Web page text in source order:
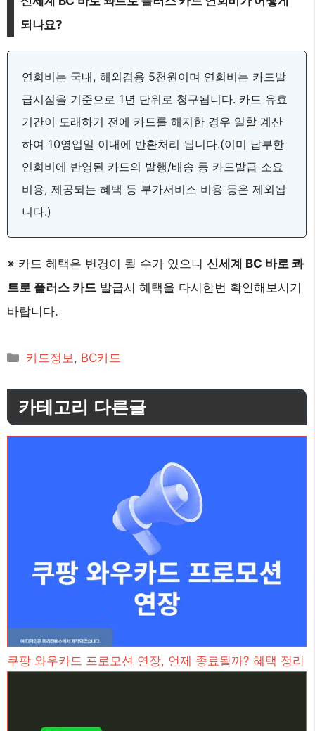
되나요?
연회비는 국내, 해외겸용 5천원이며 연회비는 카드발
급시점을 기준으로 1년 단위로 청구됩니다. 카드 유효
기간이 도래하기 전에 카드를 해지한 경우 일할 계산
하여 10영업일 이내에 반환처리 됩니다.(이미 납부한
연회비에 반영된 카드의 발행/배송 등 카드발급 소요
비용, 제공되는 혜택 등 부가서비스 비용 등은 제외됩
니다.)
※ 카드 혜택은 변경이 될 수가 있으니 신세계 BC 바로 콰
트로 플러스 카드 발급시 혜택을 다시한번 확인해보시기
바랍니다.
카
고
리
카드정보, BC카드
카테고리 다른글
쿠팡 와우카드 프로모션 연장, 언제 종료될까? 혜택 정리